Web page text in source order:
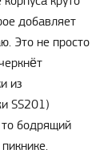
добавляет
Это не просто
из
SS201)
то бодрящий